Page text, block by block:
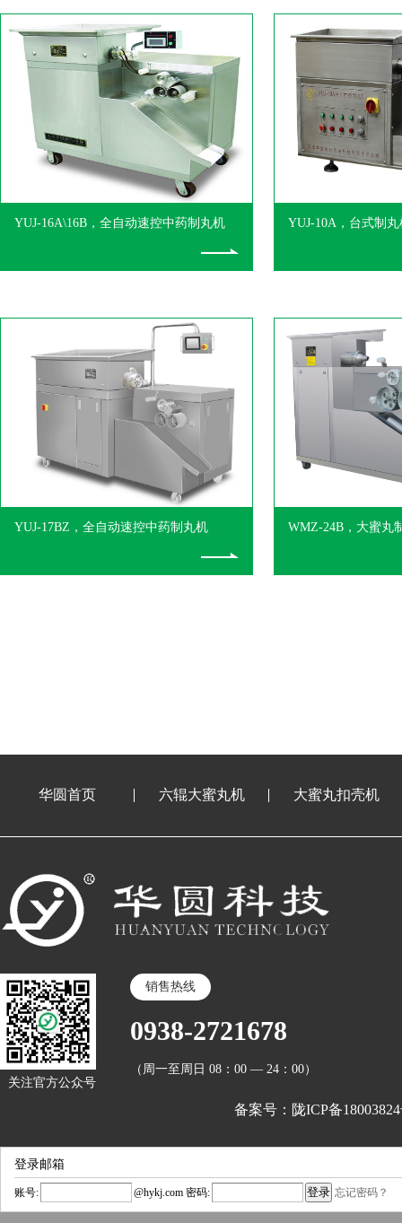
YUJ-16A\16B，全自动速控中药制丸机 YUJ-10A，台式制丸
YUJ-17BZ，全自动速控中药制丸机 WMZ-24B，大蜜丸
华圆首页 六辊大蜜丸机 大蜜丸扣壳机
关注官方公众号
销售热线
0938-2721678
（周一至周日 08：00 — 24：00）
备案号：陇ICP备
登录邮箱
账号: @hykj.com 密码: 忘记密码？